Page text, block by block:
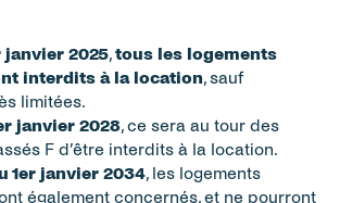
janvier 2025, tous les logements
interdits à la location, sauf
limitées.
janvier 2028, ce sera au tour des
F d’être interdits à la location.
1er janvier 2034, les logements
également concernés, et ne pourront